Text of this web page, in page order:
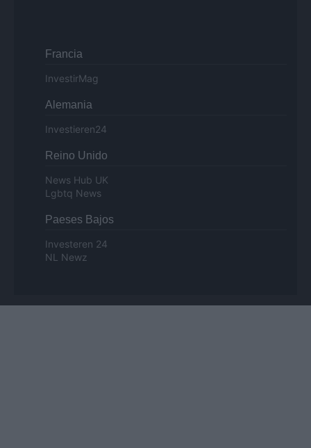
Francia
InvestirMag
Alemania
Investieren24
Reino Unido
News Hub UK
Lgbtq News
Paeses Bajos
Investeren 24
NL Newz